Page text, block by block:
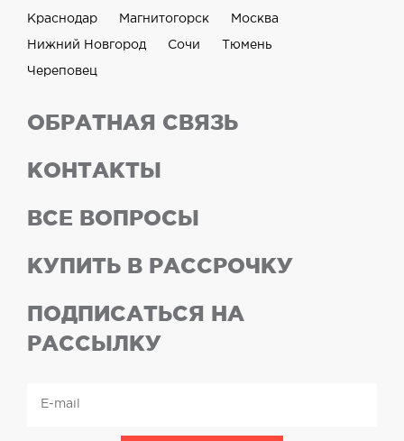
Краснодар Магнитогорск Москва
Нижний Новгород Сочи Тюмень
Череповец
ОБРАТНАЯ СВЯЗЬ
КОНТАКТЫ
ВСЕ ВОПРОСЫ
КУПИТЬ В РАССРОЧКУ
ПОДПИСАТЬСЯ НА
РАССЫЛКУ